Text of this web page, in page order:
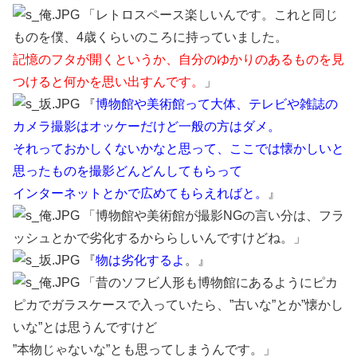
「レトロスペース楽しいんです。これと同じ
ものを僕、4歳くらいのころに持っていました。
記憶のフタが開くというか、自分のゆかりのあるものを見
つけると何かを思い出すんです。
」
『博物館や美術館って大体、テレビや雑誌の
カメラ撮影はオッケーだけど一般の方はダメ。
それっておかしくないかなと思って、ここでは懐かしいと
思ったものを撮影どんどんしてもらって
インターネットとかで広めてもらえればと。
』
「博物館や美術館が撮影NGの言い分は、フラ
ッシュとかで劣化するかららしいんですけどね。」
『物は劣化するよ 。』
「昔のソフビ人形も博物館にあるようにピカ
ピカでガラスケースで入っていたら、”古いな”とか”懐かし
いな”とは思うんですけど
”本物じゃないな”とも思ってしまうんです。」